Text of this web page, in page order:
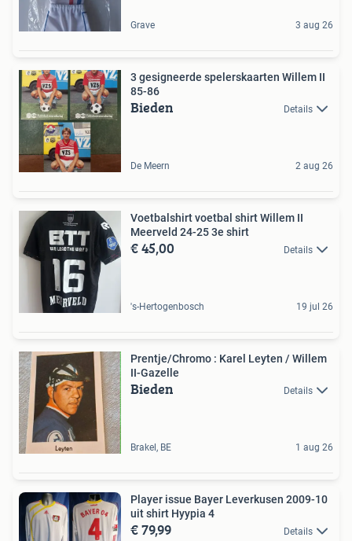
Grave 3 aug 26
3 gesigneerde spelerskaarten Willem II
85-86
Bieden Details
De Meern 2 aug 26
Voetbalshirt voetbal shirt Willem II
Meerveld 24-25 3e shirt
€ 45,00 Details
's-Hertogenbosch 19 jul 26
Prentje/Chromo : Karel Leyten / Willem
II-Gazelle
Bieden Details
Brakel, BE 1 aug 26
Player issue Bayer Leverkusen 2009-10
uit shirt Hyypia 4
€ 79,99 Details